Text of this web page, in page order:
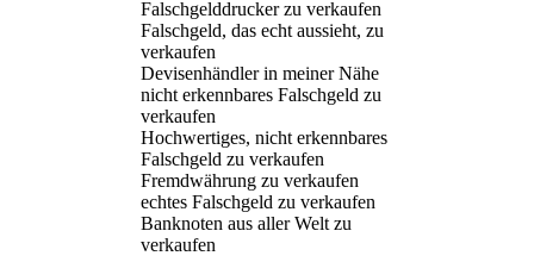
Falschgelddrucker zu verkaufen
Falschgeld, das echt aussieht, zu
verkaufen
Devisenhändler in meiner Nähe
nicht erkennbares Falschgeld zu
verkaufen
Hochwertiges, nicht erkennbares
Falschgeld zu verkaufen
Fremdwährung zu verkaufen
echtes Falschgeld zu verkaufen
Banknoten aus aller Welt zu
verkaufen